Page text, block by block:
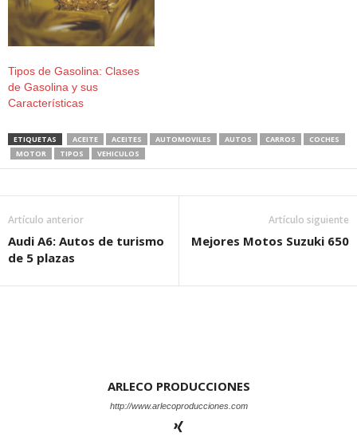
Tipos de Gasolina: Clases
de Gasolina y sus
Características
ETIQUETAS ACEITE ACEITES AUTOMOVILES AUTOS CARROS
COCHES
MOTOR
TIPOS VEHICULOS
Artículo anterior
Audi A6: Autos de turismo
de 5 plazas
Artículo siguiente
Mejores Motos Suzuki 650
ARLECO PRODUCCIONES
http://www.arlecoproducciones.com